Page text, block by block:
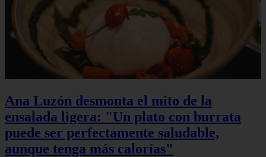
Ana Luzón desmonta el mito de la
ensalada ligera: "Un plato con burrata
puede ser perfectamente saludable,
aunque tenga más calorías"